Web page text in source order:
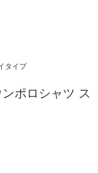
タイプ
ポロシャツ ス